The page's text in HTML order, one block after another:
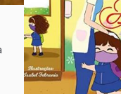
Editora: